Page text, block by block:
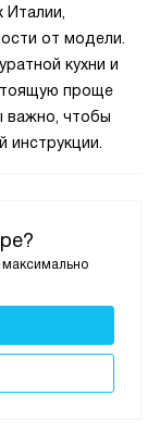
максимально
от модели.
кухни и
проще
важно, чтобы
инструкции.